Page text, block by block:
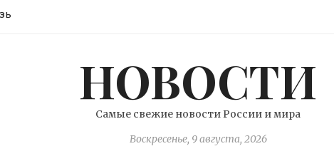
НОВОСТИ
Самые свежие новости России и мира
Воскресенье, 9 августа, 2026